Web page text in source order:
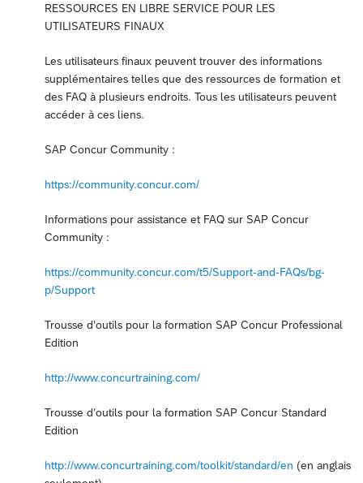
RESSOURCES EN LIBRE SERVICE POUR LES
UTILISATEURS FINAUX
Les utilisateurs finaux peuvent trouver des informations
supplémentaires telles que des ressources de formation et
des FAQ à plusieurs endroits. Tous les utilisateurs peuvent
accéder à ces liens.
SAP Concur Community :
https://community.concur.com/
Informations pour assistance et FAQ sur SAP Concur
Community :
https://community.concur.com/t5/Support-and-FAQs/bg-
p/Support
Trousse d’outils pour la formation SAP Concur Professional
Edition
http://www.concurtraining.com/
Trousse d’outils pour la formation SAP Concur Standard
Edition
http://www.concurtraining.com/toolkit/standard/en (en anglais